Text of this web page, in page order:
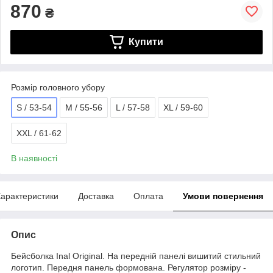
870 ₴
Купити
Розмір головного убору
S / 53-54 M / 55-56 L / 57-58 XL / 59-60
XXL / 61-62
В наявності
Доставка Оплата Умови повернення
Опис
Бейсболка Inal Original. На передній панелі вишитий стильний
логотип. Передня панель формована. Регулятор розміру -